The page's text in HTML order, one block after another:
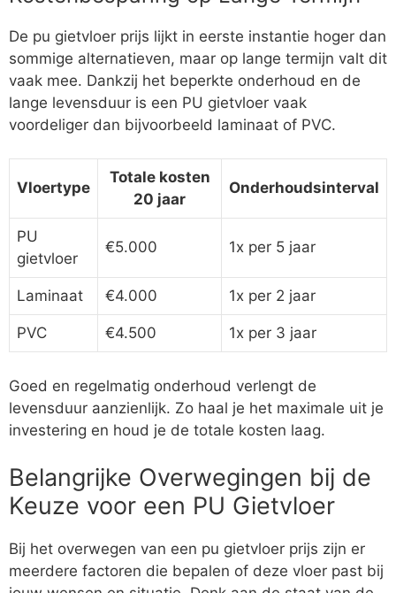
De pu gietvloer prijs lijkt in eerste instantie hoger dan
sommige alternatieven, maar op lange termijn valt dit
vaak mee. Dankzij het beperkte onderhoud en de
lange levensduur is een PU gietvloer vaak
voordeliger dan bijvoorbeeld laminaat of PVC.
Vloertype
Totale kosten
20 jaar
Onderhoudsinterval
PU
gietvloer
€5.000 1x per 5 jaar
Laminaat €4.000 1x per 2 jaar
PVC €4.500 1x per 3 jaar
Goed en regelmatig onderhoud verlengt de
levensduur aanzienlijk. Zo haal je het maximale uit je
investering en houd je de totale kosten laag.
Belangrijke Overwegingen bij de
Keuze voor een PU Gietvloer
Bij het overwegen van een pu gietvloer prijs zijn er
meerdere factoren die bepalen of deze vloer past bij